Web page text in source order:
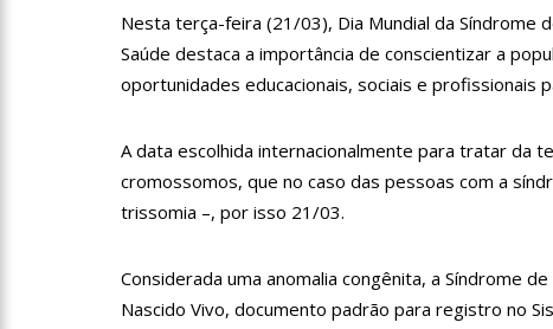
12:13 Mulher é presa após
11:33 PF faz operação
Nesta terça-feira (21/03), Dia Mundial da Síndrome
Saúde destaca a importância de conscientizar a
oportunidades educacionais, sociais e profissionais
A data escolhida internacionalmente para tratar da
cromossomos, que no caso das pessoas com a
trissomia –, por isso 21/03.
Considerada uma anomalia congênita, a Síndrome
Nascido Vivo, documento padrão para registro no